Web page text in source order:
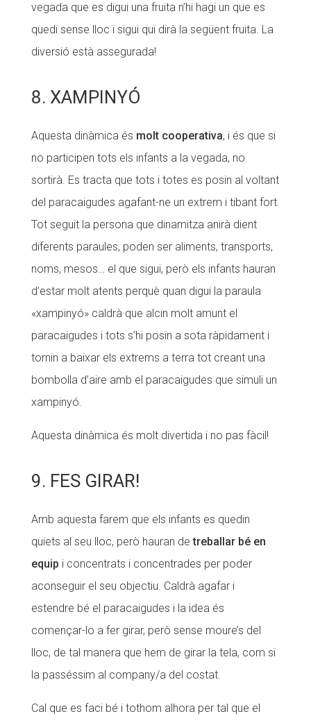
vegada que es digui una fruita n’hi hagi un que es
quedi sense lloc i sigui qui dirà la següent fruita. La
diversió està assegurada!
8. XAMPINYÓ
Aquesta dinàmica és molt cooperativa, i és que si
no participen tots els infants a la vegada, no
sortirà. Es tracta que tots i totes es posin al voltant
del paracaigudes agafant-ne un extrem i tibant fort.
Tot seguit la persona que dinamitza anirà dient
diferents paraules, poden ser aliments, transports,
noms, mesos… el que sigui, però els infants hauran
d’estar molt atents perquè quan digui la paraula
«xampinyó» caldrà que alcin molt amunt el
paracaigudes i tots s’hi posin a sota ràpidament i
tornin a baixar els extrems a terra tot creant una
bombolla d’aire amb el paracaigudes que simuli un
xampinyó.
Aquesta dinàmica és molt divertida i no pas fàcil!
9. FES GIRAR!
Amb aquesta farem que els infants es quedin
quiets al seu lloc, però hauran detreballar bé en
equip i concentrats i concentrades per poder
aconseguir el seu objectiu. Caldrà agafar i
estendre bé el paracaigudes i la idea és
començar-lo a fer girar, però sense moure’s del
lloc, de tal manera que hem de girar la tela, com si
la passéssim al company/a del costat.
Cal que es faci bé i tothom alhora per tal que el